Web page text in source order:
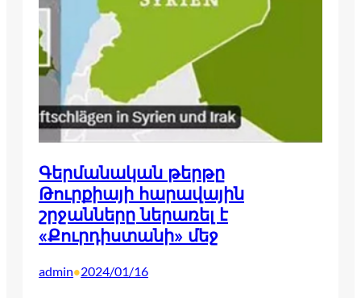
Գերմանական թերթը
Թուրքիայի հարավային
շրջանները ներառել է
«Քուրդիստանի» մեջ
admin•2024/01/16